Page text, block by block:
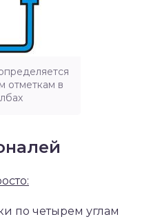
отметкам в
по четырем углам